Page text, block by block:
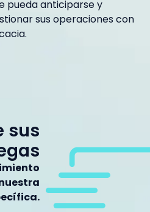
pueda anticiparse y
sus operaciones con
sus